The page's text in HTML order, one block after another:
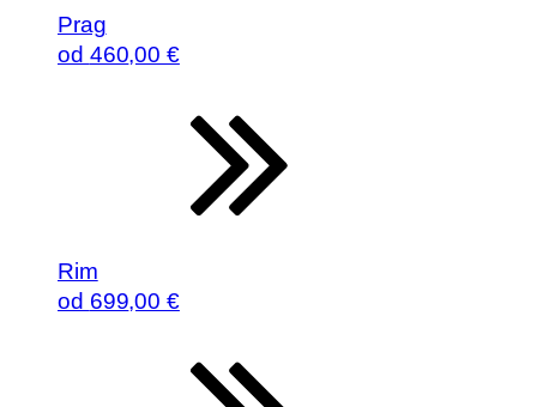
Prag
od 460,00 €
Rim
od 699,00 €